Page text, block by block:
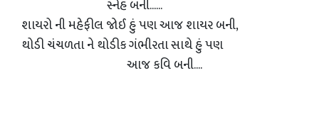
સ્નેહ બની......
શાયરો ની મહેફીલ જોઈ હું પણ આજ શાયર બની,
થોડી ચંચળતા ને થોડીક ગંભીરતા સાથે હું પણ
આજ કવિ બની....